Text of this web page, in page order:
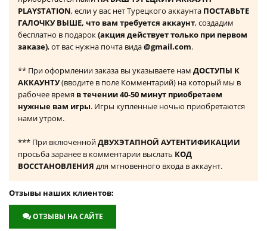
PLAYSTATION, если у вас нет Турецкого аккаунта ПОСТАВЬТЕ
ГАЛОЧКУ ВЫШЕ, что вам требуется аккаунт, создадим
бесплатно в подарок(акция действует только при первом
заказе), от вас нужна почта вида@gmail.com.
** При оформлении заказа вы указываете нам ДОСТУПЫ К
АККАУНТУ(вводите в поле Комментарий) на который мы в
рабочее время в течении 40-50 минут приобретаем
нужные вам игры. Игры купленные ночью приобретаются
нами утром.
*** При включеннойДВУХЭТАПНОЙ АУТЕНТИФИКАЦИИ
просьба заранее в комментарии выслать КОД
ВОССТАНОВЛЕНИЯ для мгновенного входа в аккаунт.
Отзывы наших клиентов:
ОТЗЫВЫ НА САЙТЕ